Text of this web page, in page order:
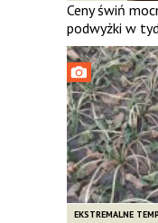
Ceny świń
podwyżki w
EKSTREMALNE